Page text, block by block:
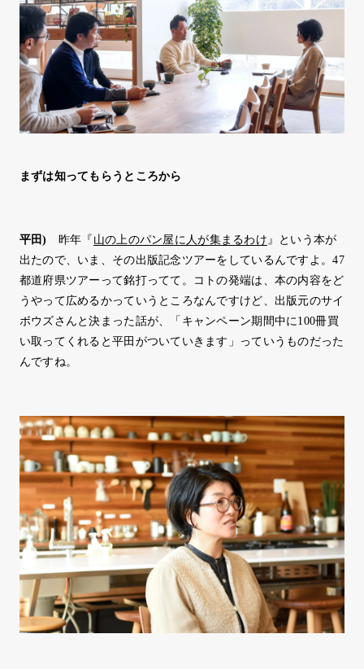
まずは知ってもらうところから
平田) 昨年『 山の上のパン屋に人が集まるわけ』という本が
出たので、いま、その出版記念ツアーをしているんですよ。47
都道府県ツアーって銘打ってて。コトの発端は、本の内容をど
うやって広めるかっていうところなんですけど、出版元のサイ
ボウズさんと決まった話が、「キャンペーン期間中に100冊買
い取ってくれると平田がついていきます」っていうものだった
んですね。